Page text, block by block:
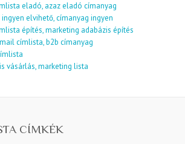
eladó, azaz eladó címanyag
elvihető, címanyag ingyen
építés, marketing adabázis építés
címlista, b2b címanyag
vásárlás, marketing lista
CÍMKÉK